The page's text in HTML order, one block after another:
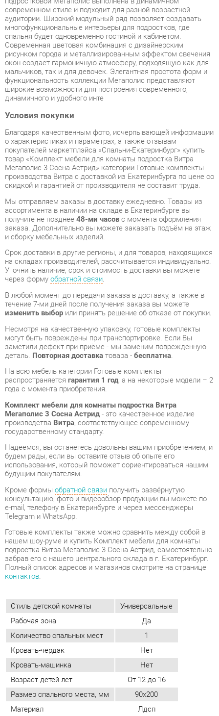
рисунком города и металлизированным эффектом свечения
окон создает гармоничную атмосферу, подходящую как для
мальчиков, так и для девочек. Элегантная простота форм и
функциональность коллекции Мегаполис представляют
широкие возможности для построения современного,
динамичного и удобного инте
Условия покупки
Благодаря качественным фото, исчерпывающей информации
о характеристиках и параметрах, а также отзывам
покупателей маркетплэйса «Спальни-Екатеринбург» купить
Мегаполис 3 Сосна Астрид» категории Готовые комплекты
скидкой и гарантией от производителя не составит труда.
Мы отправляем заказы в доставку ежедневно. Товары из
ассортимента в наличии на складе в Екатеринбурге вы
получите не позднее48-ми часовс момента оформления
заказа. Дополнительно вы можете заказать подъём на этаж
и сборку мебельных изделий.
Срок доставки в другие регионы, и для товаров, находящихся
на складах производителей, рассчитывается индивидуально.
Уточнить наличие, срок и стоимость доставки вы можете
через форму обратной связи
В любой момент до передачи заказа в доставку, а также в
течение 7-ми дней после получения заказа вы можете
изменить выборили принять решение об отказе от покупки.
Несмотря на качественную упаковку, готовые комплекты
могут быть повреждены при транспортировке. Если Вы
деталь.Повторная доставкатовара -бесплатна.
На всю мебель категории Готовые комплекты
года с момента приобретения.
Комплект мебели для комнаты подростка Витра
Мегаполис 3 Сосна Астрид- это качественное изделие
производства Витра , соответствующее современному
государственному стандарту.
Надеемся, вы останетесь довольны вашим приобретением, и
будем рады, если вы оставите отзыв об опыте его
использования, который поможет сориентироваться нашим
будущим покупателям.
Кроме формы обратной связиполучить развёрнутую
консультацию, фото и видеообзор продукции вы можете по
e-mail, телефону в Екатеринбурге и через мессенджеры
Telegram и WhatsApp.
Готовые комплекты также можно сравнить между собой в
нашем шоу-руме и купить Комплект мебели для комнаты
забрав его с нашего центрального склада в г. Екатеринбург.
Полный список адресов и магазинов смотрите на странице
контактов.
Стиль детской комнаты
Универсальные
Рабочая зона
Да
Количество спальных мест
1
Кровать-чердак
Возраст детей лет
От 12 до 16
Размер спального места, мм
90х200
Материал
Лдсп
Цвет
Сосна астрид
Стиль интерьера
Современный
ОТЗЫВЫ
Пока нет отзывов, поделитесь первым своим мнением.